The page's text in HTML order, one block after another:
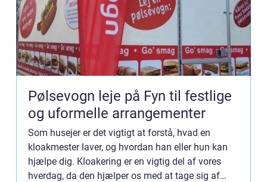
Pølsevogn leje på Fyn til festlige
og uformelle arrangementer
Som husejer er det vigtigt at forstå, hvad en
kloakmester laver, og hvordan han eller hun kan
hjælpe dig. Kloakering er en vigtig del af vores
hverdag, da den hjælper os med at tage sig af